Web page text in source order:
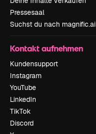
Pressesaal
Suchst du nach magnific.ai
Kontakt aufnehmen
Kundensupport
Instagram
YouTube
LinkedIn
TikTok
Discord